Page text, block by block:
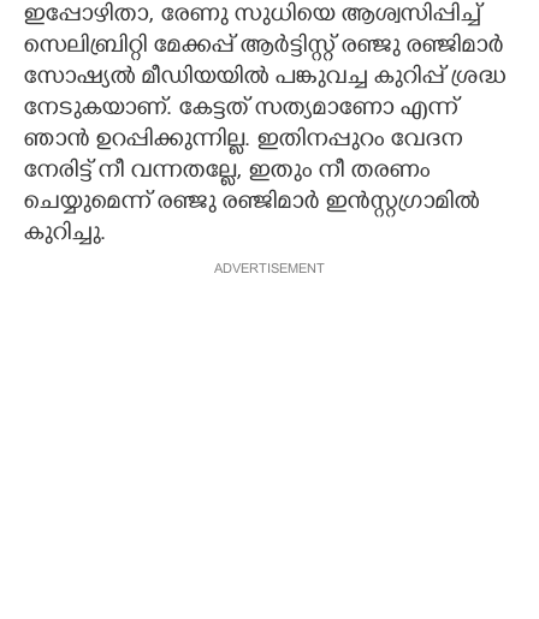
ഇപ്പോഴിതാ, രേണു സുധിയെ ആശ്വസിപ്പിച്ച്
സെലിബ്രിറ്റി മേക്കപ്പ് ആർട്ടിസ്റ്റ് രഞ്ജു രഞ്ജിമാർ
സോഷ്യൽ മീഡിയയിൽ പങ്കുവച്ച കുറിപ്പ് ശ്രദ്ധ
നേടുകയാണ്. കേട്ടത് സത്യമാണോ എന്ന്
ഞാൻ ഉറപ്പിക്കുന്നില്ല. ഇതിനപ്പുറം വേദന
നേരിട്ട് നീ വന്നതല്ലേ, ഇതും നീ തരണം
ചെയ്യുമെന്ന് രഞ്ജു രഞ്ജിമാർ ഇൻസ്റ്റഗ്രാമിൽ
കുറിച്ചു.
ADVERTISEMENT